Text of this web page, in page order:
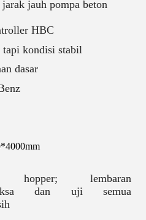
jauh pompa beton
HBC
tapi kondisi stabil
dasar
hopper; lembaran
dan uji semua